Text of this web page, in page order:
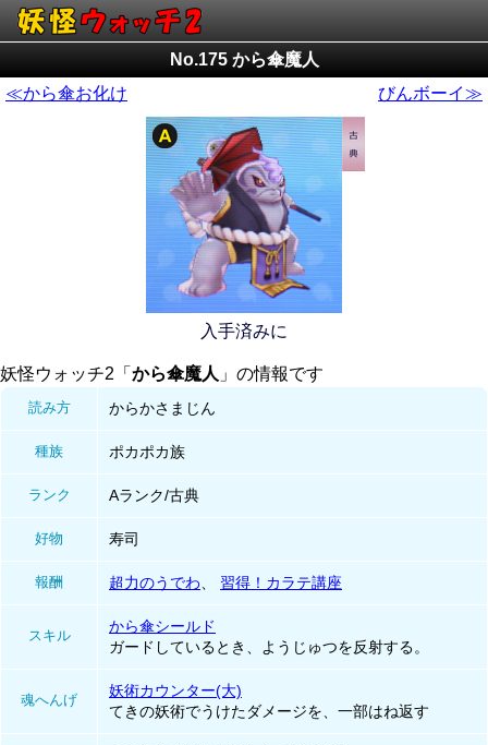
No.175 から傘魔人
≪から傘お化け
びんボーイ≫
入手済みに
妖怪ウォッチ2「 から傘魔人 」の情報です
読み方 からかさまじん
種族 ポカポカ族
ランク Aランク/古典
好物 寿司
報酬 超力のうでわ 習得！カラテ講座
スキル
から傘シールド
ガードしているとき、ようじゅつを反射する。
魂へんげ
妖術カウンター(大)
てきの妖術でうけたダメージを、一部はね返す